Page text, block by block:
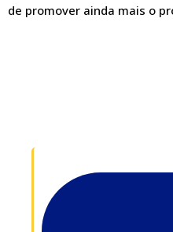
de promover ainda mais o